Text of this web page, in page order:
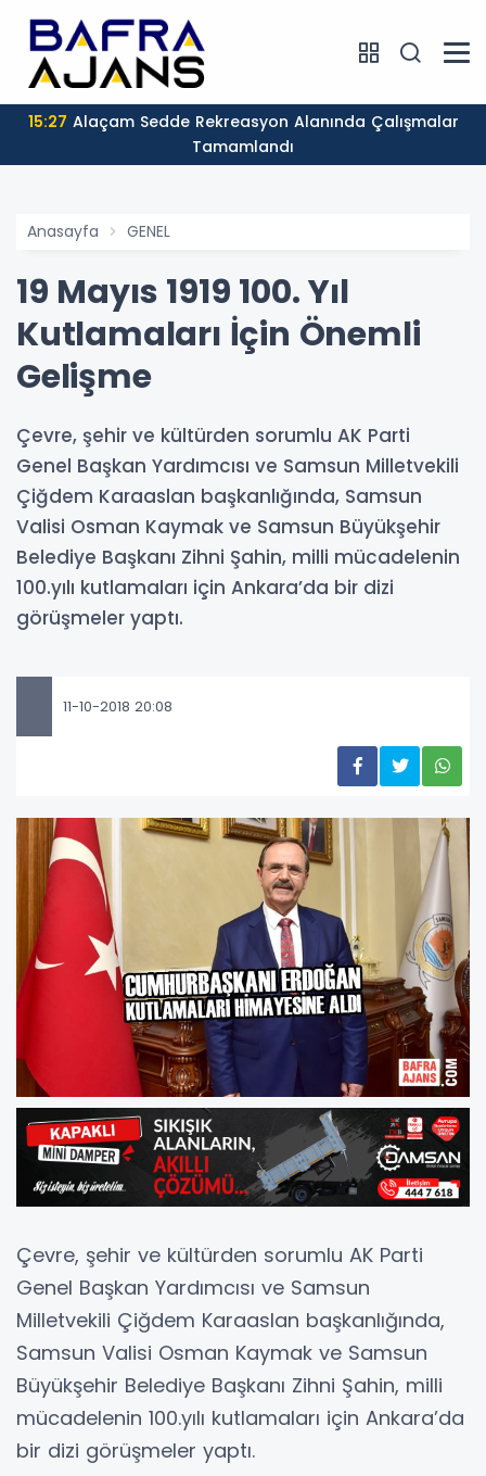
15:27
Tamamlandı
Anasayfa GENEL
19 Mayıs 1919 100. Yıl
Kutlamaları İçin Önemli
Gelişme
Çevre, şehir ve kültürden sorumlu AK Parti
Genel Başkan Yardımcısı ve Samsun Milletvekili
Çiğdem Karaaslan başkanlığında, Samsun
Valisi Osman Kaymak ve Samsun Büyükşehir
Belediye Başkanı Zihni Şahin, milli mücadelenin
100.yılı kutlamaları için Ankara’da bir dizi
görüşmeler yaptı.
11-10-2018 20:08
Çevre, şehir ve kültürden sorumlu AK Parti
Genel Başkan Yardımcısı ve Samsun
Milletvekili Çiğdem Karaaslan başkanlığında,
Samsun Valisi Osman Kaymak ve Samsun
Büyükşehir Belediye Başkanı Zihni Şahin, milli
mücadelenin 100.yılı kutlamaları için Ankara’da
bir dizi görüşmeler yaptı.